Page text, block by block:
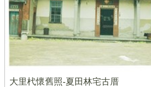
大里杙懷舊照-夏田林宅古厝